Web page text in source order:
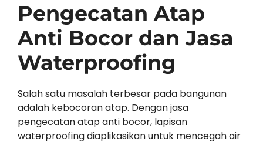
Pengecatan Atap
Anti Bocor dan Jasa
Waterproofing
Salah satu masalah terbesar pada bangunan
adalah kebocoran atap. Dengan jasa
pengecatan atap anti bocor, lapisan
waterproofing diaplikasikan untuk mencegah air